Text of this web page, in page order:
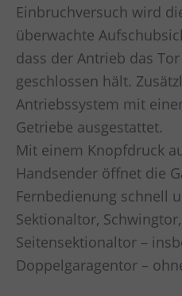
Einbruchversuch wird
überwachte
dass der Antrieb das
geschlossen hält.
Antriebssystem mit
Getriebe ausgestattet.
Mit einem Knopfdruck
Handsender öffnet die
Fernbedienung schnell
Sektionaltor,
Seitensektionaltor –
Doppelgaragentor –